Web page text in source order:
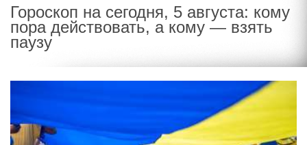
Гороскоп на сегодня, 5 августа: кому
пора действовать, а кому — взять
паузу